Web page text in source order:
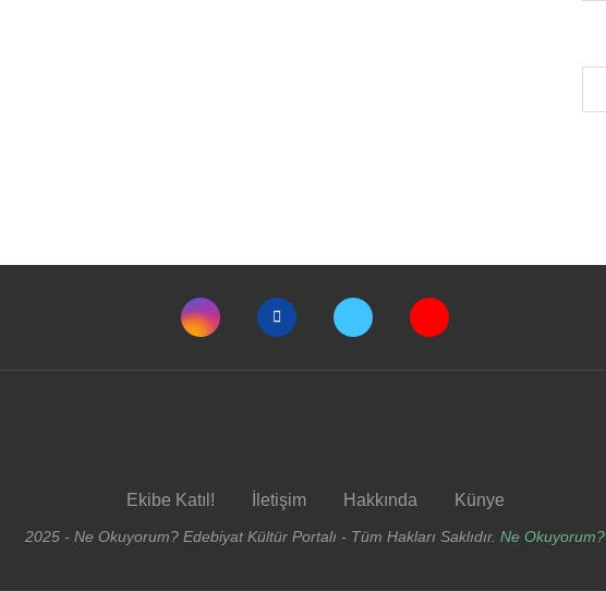
Ekibe Katıl! İletişim Hakkında Künye
2025 - Ne Okuyorum? Edebiyat Kültür Portalı - Tüm Hakları Saklıdır. Ne Okuyorum?